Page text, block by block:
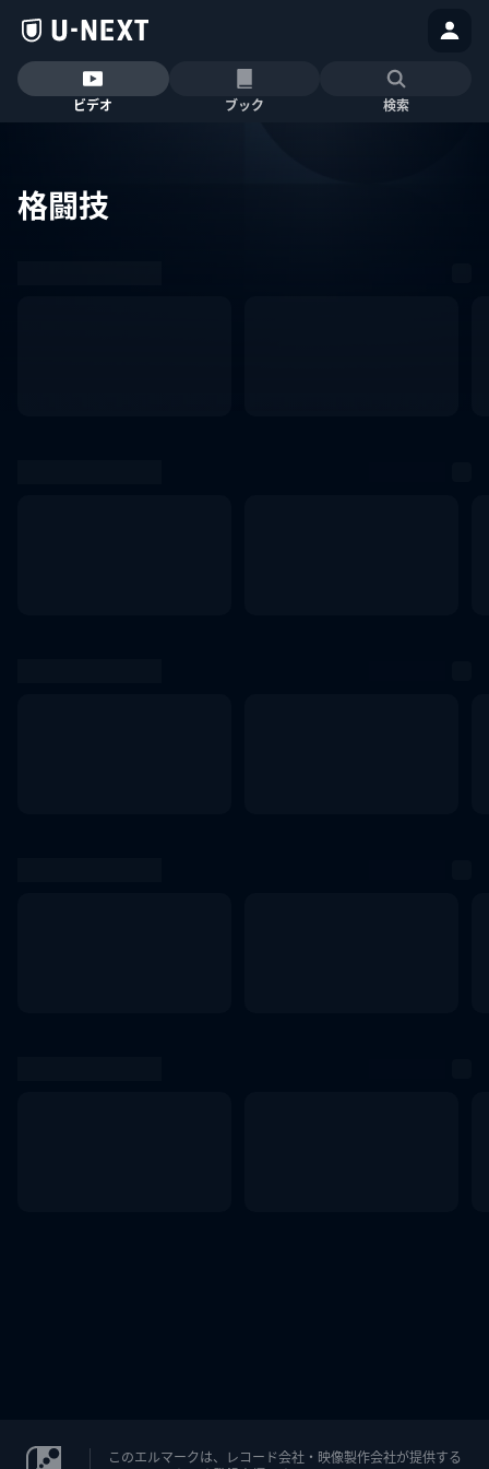
ビデオ ブック 検索
格闘技
このエルマークは、レコード会社・映像製作会社が提供する